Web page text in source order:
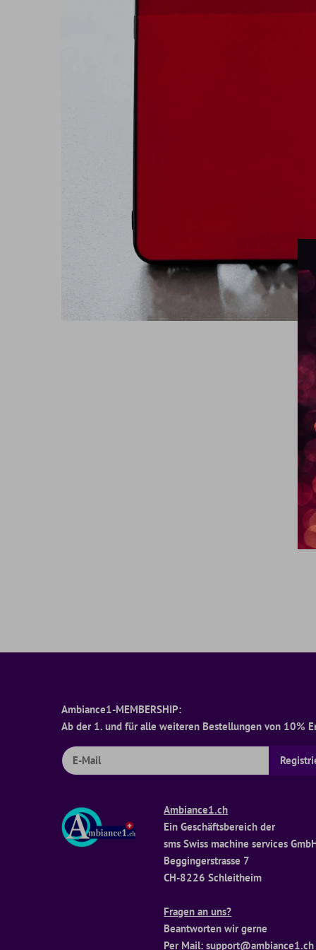
Ambiance1-MEMBERSHIP:
Ab der 1. und für alle weiteren Bestellungen von 10%
Ambiance1.ch
Ein Geschäftsbereich der
sms Swiss machine services
Beggingerstrasse 7
CH-8226 Schleitheim
Fragen an uns?
Beantworten wir gerne
Per Mail: support@ambiance1.ch